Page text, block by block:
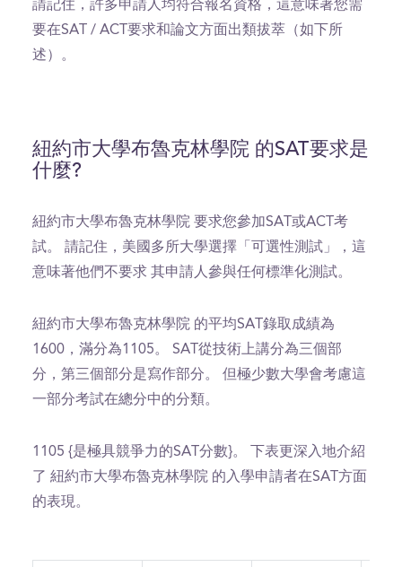
請記住，許多申請人均符合報名資格，這意味著您需
要在SAT / ACT要求和論文方面出類拔萃（如下所
述）。
紐約市大學布魯克林學院 的SAT要求是
什麼?
紐約市大學布魯克林學院 要求您參加SAT或ACT考
試。 請記住，美國多所大學選擇「可選性測試」，這
意味著他們不要求 其申請人參與任何標準化測試。
紐約市大學布魯克林學院 的平均SAT錄取成績為
1600，滿分為1105。 SAT從技術上講分為三個部
分，第三個部分是寫作部分。 但極少數大學會考慮這
一部分考試在總分中的分類。
1105 {是極具競爭力的SAT分數}。 下表更深入地介紹
了 紐約市大學布魯克林學院 的入學申請者在SAT方面
的表現。